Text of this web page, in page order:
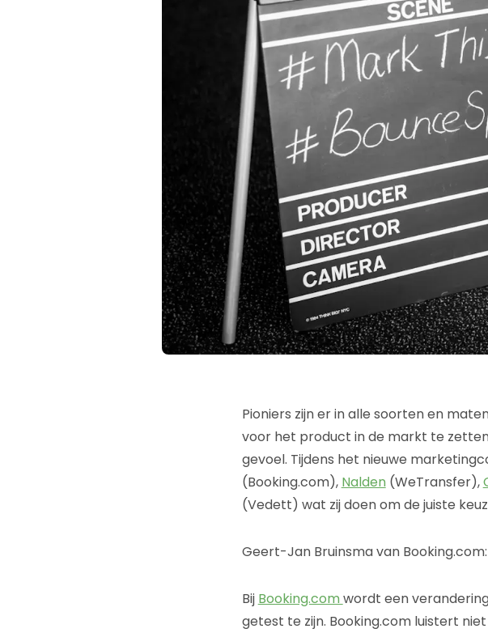
Pioniers zijn er in alle soorten en
voor het product in de markt te
gevoel. Tijdens het nieuwe
(Booking.com), Nalden (WeTransfer),
(Vedett) wat zij doen om de juiste
Geert-Jan Bruinsma van
Bij Booking.com wordt een
getest te zijn. Booking.com luistert